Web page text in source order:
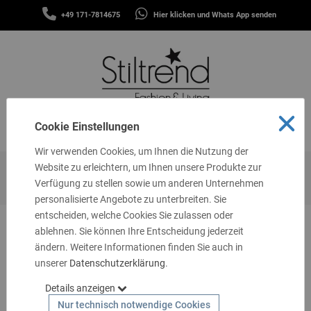
+49 171-7814675 Hier klicken und Whats App senden
MENÜ
SCHALS
STIRNBÄNDER
GUTSCHEINE
TASCHEN
&
MEHR
LIVING
SCHMUCK
SOCKEN
Startseite Themen Oversize Blazer & Jacken
Cookie Einstellungen
Wir verwenden Cookies, um Ihnen die Nutzung der
Website zu erleichtern, um Ihnen unsere Produkte zur
Verfügung zu stellen sowie um anderen Unternehmen
personalisierte Angebote zu unterbreiten. Sie
entscheiden, welche Cookies Sie zulassen oder
ablehnen. Sie können Ihre Entscheidung jederzeit
ändern. Weitere Informationen finden Sie auch in
unserer Datenschutzerklärung.
Details anzeigen
Nur technisch notwendige Cookies